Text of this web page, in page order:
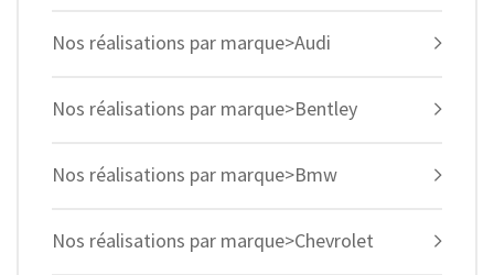
Nos réalisations par marque>Audi
Nos réalisations par marque>Bentley
Nos réalisations par marque>Bmw
Nos réalisations par marque>Chevrolet